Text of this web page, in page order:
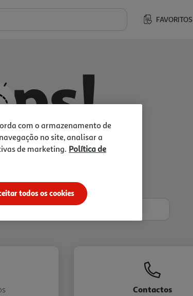
FAVORITOS
novo?
Contactos
com o armazenamento de
no site, analisar a
de marketing. Política de
todos os cookies